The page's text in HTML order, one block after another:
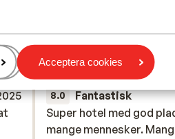
Acceptera cookies
8.0 Fantastisk
Super hotel med god
mange mennesker.
Super hotel med god
mange mennesker.